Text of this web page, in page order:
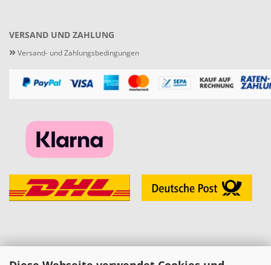
VERSAND UND ZAHLUNG
» Versand- und Zahlungsbedingungen